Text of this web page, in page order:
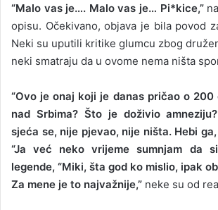
“Malo vas je…. Malo vas je… Pi*kice,”
opisu. Očekivano, objava je bila povod
Neki su uputili kritike glumcu zbog
neki smatraju da u ovome nema ništa
“Ovo je onaj koji je danas pričao o 200
nad Srbima? Što je doživio
sjeća se, nije pjevao, nije ništa. Hebi
“Ja već neko vrijeme sumnjam da
legende, “Miki, šta god ko mislio, ipak
Za mene je to najvažnije,” neke su od